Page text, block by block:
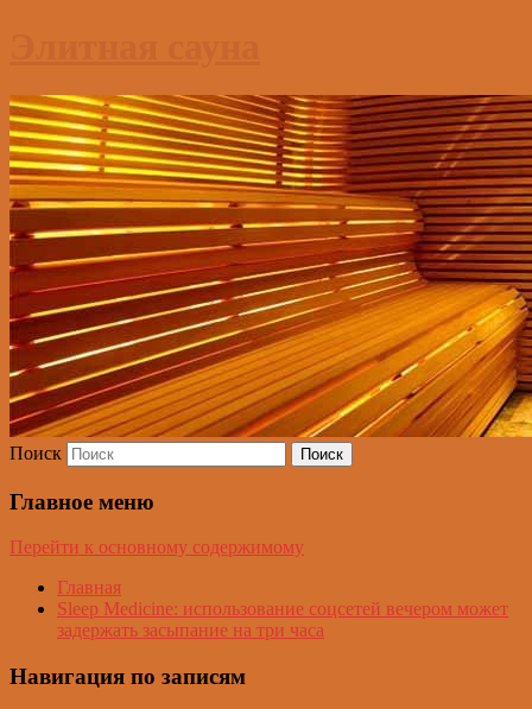
Поиск
Главное меню
Перейти к основному содержимому
Главная
Sleep Medicine: использование соцсетей вечером может
задержать засыпание на три часа
Навигация по записям